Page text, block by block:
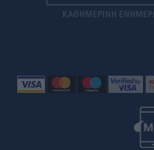
ΚΑΘΗΜΕΡΙΝΗ